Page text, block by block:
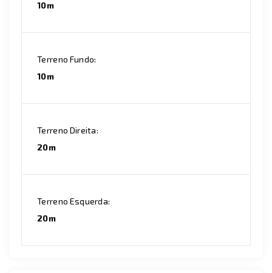
10m
Terreno Fundo:
10m
Terreno Direita:
20m
Terreno Esquerda:
20m